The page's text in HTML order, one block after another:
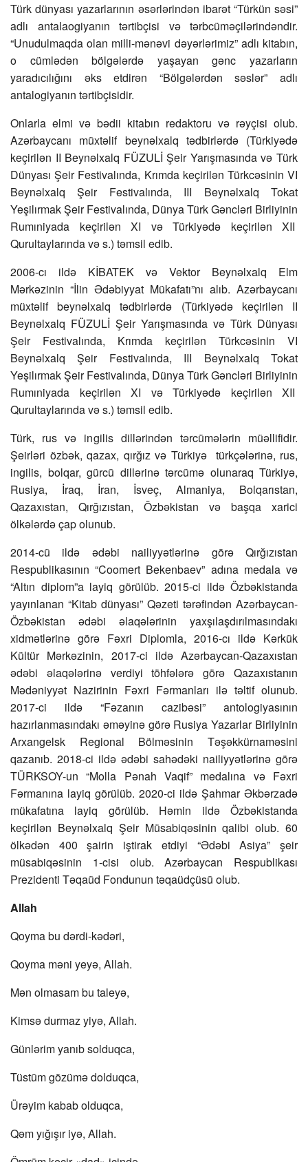
Türk dünyası yazarlarının əsərlərindən ibarət “Türkün səsi”
adlı antalaogiyanın tərtibçisi və tərbcüməçilərindəndir.
“Unudulmaqda olan milli-mənəvi dəyərlərimiz” adlı kitabın,
o cümlədən bölgələrdə yaşayan gənc yazarların
yaradıcılığını əks etdirən “Bölgələrdən səslər” adlı
antalogiyanın tərtibçisidir.
Onlarla elmi və bədii kitabın redaktoru və rəyçisi olub.
Azərbaycanı müxtəlif beynəlxalq tədbirlərdə (Türkiyədə
keçirilən II Beynəlxalq FÜZULİ Şeir Yarışmasında və Türk
Dünyası Şeir Festivalında, Krımda keçirilən Türkcəsinin VI
Beynəlxalq Şeir Festivalında, III Beynəlxalq Tokat
Yeşilırmak Şeir Festivalında, Dünya Türk Gəncləri Birliyinin
Rumıniyada keçirilən XI və Türkiyədə keçirilən XII
Qurultaylarında və s.) təmsil edib.
2006-cı ildə KİBATEK və Vektor Beynəlxalq Elm
Mərkəzinin “İlin Ədəbiyyat Mükafatı”nı alıb. Azərbaycanı
müxtəlif beynəlxalq tədbirlərdə (Türkiyədə keçirilən II
Beynəlxalq FÜZULİ Şeir Yarışmasında və Türk Dünyası
Şeir Festivalında, Krımda keçirilən Türkcəsinin VI
Beynəlxalq Şeir Festivalında, III Beynəlxalq Tokat
Yeşilırmak Şeir Festivalında, Dünya Türk Gəncləri Birliyinin
Rumıniyada keçirilən XI və Türkiyədə keçirilən XII
Qurultaylarında və s.) təmsil edib.
Türk, rus və ingilis dillərindən tərcümələrin müəllifidir.
Şeirləri özbək, qazax, qırğız və Türkiyə türkçələrinə, rus,
ingilis, bolqar, gürcü dillərinə tərcümə olunaraq Türkiyə,
Rusiya, İraq, İran, İsveç, Almaniya, Bolqarıstan,
Qazaxıstan, Qırğızıstan, Özbəkistan və başqa xarici
ölkələrdə çap olunub.
2014-cü ildə ədəbi nailiyyətlərinə görə Qırğızıstan
Respublikasının “Coomert Bekenbaev” adına medala və
“Altın diplom”a layiq görülüb. 2015-ci ildə Özbəkistanda
yayınlanan “Kitab dünyası” Qəzeti tərəfindən Azərbaycan-
Özbəkistan ədəbi əlaqələrinin yaxşılaşdırılmasındakı
xidmətlərinə görə Fəxri Diplomla, 2016-cı ildə Kərkük
Kültür Mərkəzinin, 2017-ci ildə Azərbaycan-Qazaxıstan
ədəbi əlaqələrinə verdiyi töhfələrə görə Qazaxıstanın
Mədəniyyət Nazirinin Fəxri Fərmanları ilə təltif olunub.
2017-ci ildə “Fəzanın cazibəsi” antologiyasının
hazırlanmasındakı əməyinə görə Rusiya Yazarlar Birliyinin
Arxangelsk Regional Bölməsinin Təşəkkürnaməsini
qazanıb. 2018-ci ildə ədəbi sahədəki nailiyyətlərinə görə
TÜRKSOY-un “Molla Pənah Vaqif” medalına və Fəxri
Fərmanına layiq görülüb. 2020-ci ildə Şahmar Əkbərzadə
mükafatına layiq görülüb. Həmin ildə Özbəkistanda
keçirilən Beynəlxalq Şeir Müsabiqəsinin qalibi olub. 60
ölkədən 400 şairin iştirak etdiyi “Ədəbi Asiya” şeir
müsabiqəsinin 1-cisi olub. Azərbaycan Respublikası
Prezidenti Təqaüd Fondunun təqaüdçüsü olub.
Allah
Qoyma bu dərdi-kədəri,
Qoyma məni yeyə, Allah.
Mən olmasam bu taleyə,
Kimsə durmaz yiyə, Allah.
Günlərim yanıb solduqca,
Tüstüm gözümə dolduqca,
Ürəyim kabab olduqca,
Qəm yığışır iyə, Allah.